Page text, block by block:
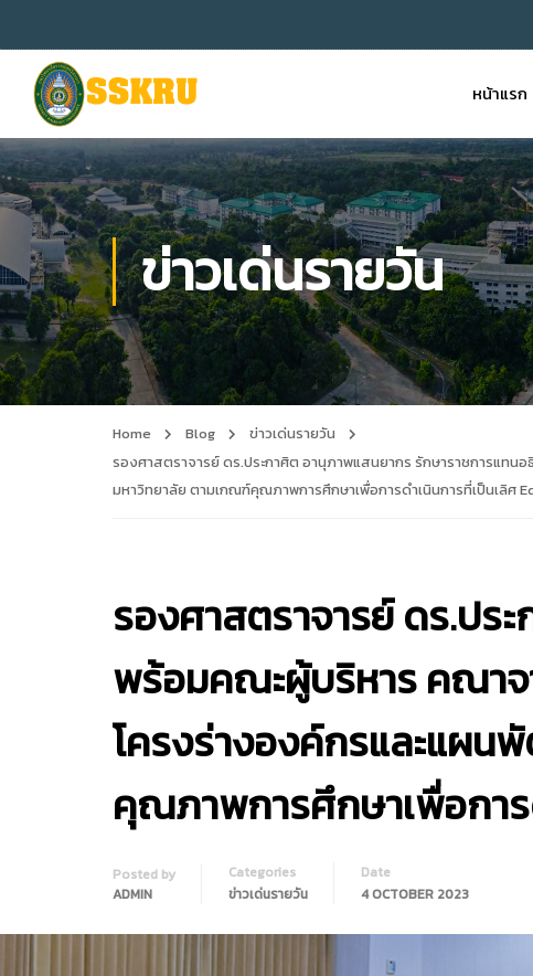
หน้าแรก
ข่าวเด่นรายวัน
Home Blog
ข่าวเด่นรายวัน
รองศาสตราจารย์ ดร.ประกาศิต อานุภาพแสนยากร รักษาราชการแท
มหาวิทยาลัย ตามเกณฑ์คุณภาพการศึกษาเพื่อการดำเนินการที่เป็นเลิศ
รองศาสตราจารย์ ดร.ปร
พร้อมคณะผู้บริหาร คณาจ
โครงร่างองค์กรและแผ
คุณภาพการศึกษาเพื่อการ
Posted by
ADMIN
Categories
ข่าวเด่นรายวัน
Date
4 OCTOBER 2023